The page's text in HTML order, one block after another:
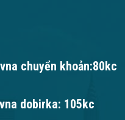
chuyển khoản:80kc
dobirka: 105kc